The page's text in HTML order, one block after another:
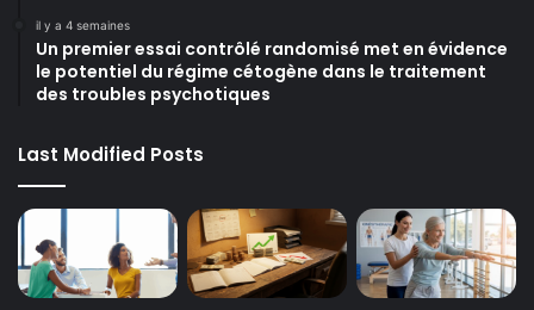
il y a 4 semaines
Un premier essai contrôlé randomisé met en évidence
le potentiel du régime cétogène dans le traitement
des troubles psychotiques
Last Modified Posts